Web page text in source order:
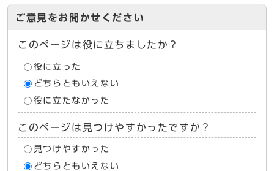
ご意見をお聞かせください
このページは役に立ちましたか？
役に立った
どちらともいえない
役に立たなかった
このページは見つけやすかったですか？
見つけやすかった
どちらともいえない